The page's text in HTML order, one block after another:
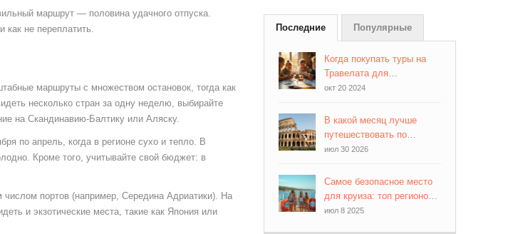
маршрут — половина удачного отпуска.
как не переплатить.
маршруты с множеством остановок, тогда как
несколько стран за одну неделю, выбирайте
на Скандинавию‑Балтику или Аляску.
по апрель, когда в регионе сухо и тепло. В
Кроме того, учитывайте свой бюджет: в
портов (например, Середина Адриатики). На
и экзотические места, такие как Япония или
Последние Популярные
Когда покупать туры на
Травелата для
путешествий по России
окт 20 2024
В какой месяц лучше
путешествовать по
Европе: идеальный
туристов
июл 30 2026
Самое безопасное место
для круиза: топ регионов с
низким риском
июл 8 2025